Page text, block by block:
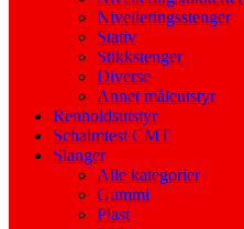
Nivelleringsstenger
Stativ
Stikkstenger
Diverse
Annet måleutstyr
Renholdsutstyr
Schalmtest CMT
Slanger
Alle kategorier
Gummi
Plast